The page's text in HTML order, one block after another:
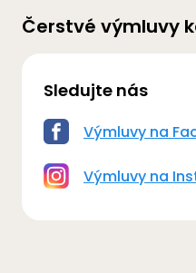
Čerstvé výmluvy
Sledujte nás
Výmluvy na
Výmluvy na